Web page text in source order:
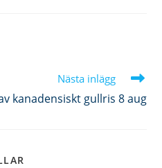
Nästa inlägg
kanadensiskt gullris 8 aug